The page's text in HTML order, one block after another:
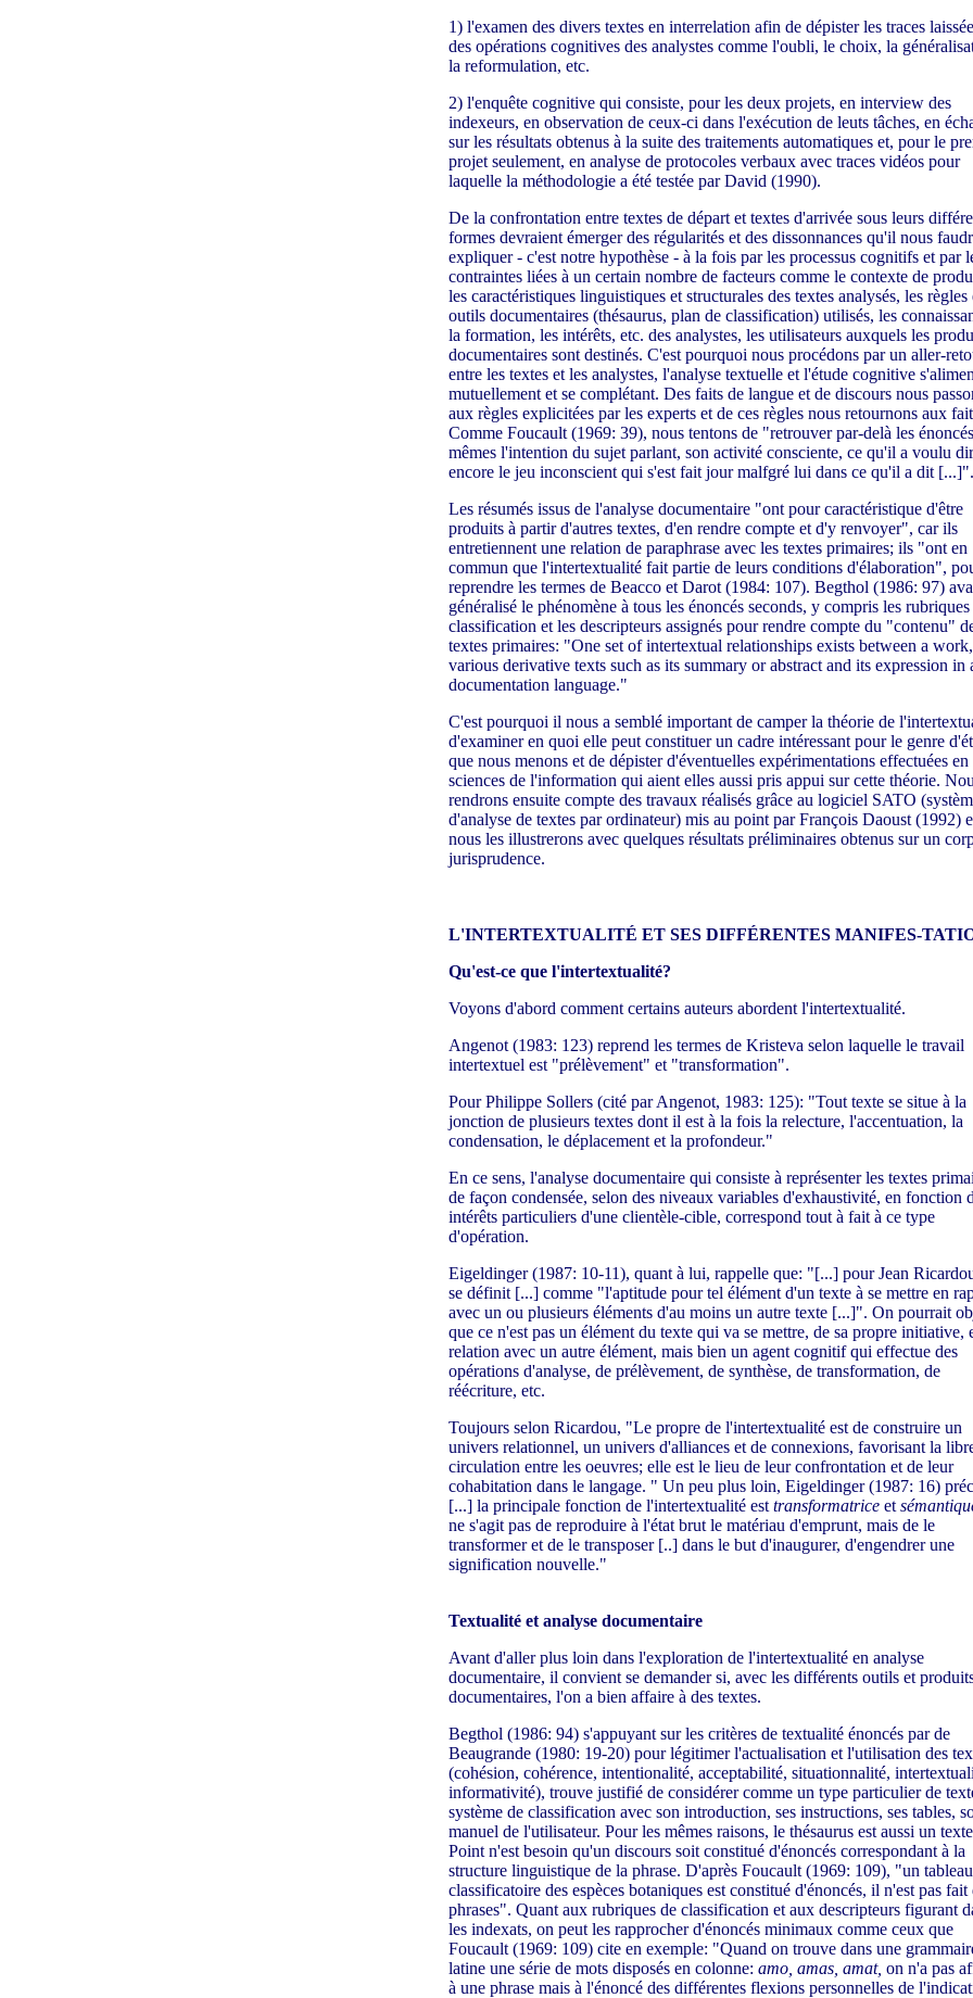
1) l'examen des divers textes en interrelation afin de dépister les traces
des opérations cognitives des analystes comme l'oubli, le choix, la
la reformulation, etc.
2) l'enquête cognitive qui consiste, pour les deux projets, en interview des
indexeurs, en observation de ceux-ci dans l'exécution de leuts tâches, en
sur les résultats obtenus à la suite des traitements automatiques et, pour le
projet seulement, en analyse de protocoles verbaux avec traces vidéos pour
laquelle la méthodologie a été testée par David (1990).
De la confrontation entre textes de départ et textes d'arrivée sous leurs
formes devraient émerger des régularités et des dissonnances qu'il nous
expliquer - c'est notre hypothèse - à la fois par les processus cognitifs et par
contraintes liées à un certain nombre de facteurs comme le contexte de
les caractéristiques linguistiques et structurales des textes analysés, les règles
outils documentaires (thésaurus, plan de classification) utilisés, les
la formation, les intérêts, etc. des analystes, les utilisateurs auxquels les
documentaires sont destinés. C'est pourquoi nous procédons par un aller-
entre les textes et les analystes, l'analyse textuelle et l'étude cognitive
mutuellement et se complétant. Des faits de langue et de discours nous
aux règles explicitées par les experts et de ces règles nous retournons aux
Comme Foucault (1969: 39), nous tentons de "retrouver par-delà les
mêmes l'intention du sujet parlant, son activité consciente, ce qu'il a voulu
encore le jeu inconscient qui s'est fait jour malfgré lui dans ce qu'il a dit [...]".
Les résumés issus de l'analyse documentaire "ont pour caractéristique d'être
produits à partir d'autres textes, d'en rendre compte et d'y renvoyer", car ils
entretiennent une relation de paraphrase avec les textes primaires; ils "ont en
commun que l'intertextualité fait partie de leurs conditions d'élaboration",
reprendre les termes de Beacco et Darot (1984: 107). Begthol (1986: 97)
généralisé le phénomène à tous les énoncés seconds, y compris les rubriques
classification et les descripteurs assignés pour rendre compte du "contenu"
textes primaires: "One set of intertextual relationships exists between a
various derivative texts such as its summary or abstract and its expression in
documentation language."
C'est pourquoi il nous a semblé important de camper la théorie de
d'examiner en quoi elle peut constituer un cadre intéressant pour le genre
que nous menons et de dépister d'éventuelles expérimentations effectuées en
sciences de l'information qui aient elles aussi pris appui sur cette théorie.
rendrons ensuite compte des travaux réalisés grâce au logiciel SATO
d'analyse de textes par ordinateur) mis au point par François Daoust (1992)
nous les illustrerons avec quelques résultats préliminaires obtenus sur un
jurisprudence.
L'INTERTEXTUALITÉ ET SES DIFFÉRENTES MANIFES-
Qu'est-ce que l'intertextualité?
Voyons d'abord comment certains auteurs abordent l'intertextualité.
Angenot (1983: 123) reprend les termes de Kristeva selon laquelle le travail
intertextuel est "prélèvement" et "transformation".
Pour Philippe Sollers (cité par Angenot, 1983: 125): "Tout texte se situe à la
jonction de plusieurs textes dont il est à la fois la relecture, l'accentuation, la
condensation, le déplacement et la profondeur."
En ce sens, l'analyse documentaire qui consiste à représenter les textes
de façon condensée, selon des niveaux variables d'exhaustivité, en fonction
intérêts particuliers d'une clientèle-cible, correspond tout à fait à ce type
d'opération.
Eigeldinger (1987: 10-11), quant à lui, rappelle que: "[...] pour Jean
se définit [...] comme "l'aptitude pour tel élément d'un texte à se mettre en
avec un ou plusieurs éléments d'au moins un autre texte [...]". On pourrait
que ce n'est pas un élément du texte qui va se mettre, de sa propre initiative,
relation avec un autre élément, mais bien un agent cognitif qui effectue des
opérations d'analyse, de prélèvement, de synthèse, de transformation, de
réécriture, etc.
Toujours selon Ricardou, "Le propre de l'intertextualité est de construire un
univers relationnel, un univers d'alliances et de connexions, favorisant la
circulation entre les oeuvres; elle est le lieu de leur confrontation et de leur
cohabitation dans le langage. " Un peu plus loin, Eigeldinger (1987: 16)
[...] la principale fonction de l'intertextualité est transformatriceet
ne s'agit pas de reproduire à l'état brut le matériau d'emprunt, mais de le
transformer et de le transposer [..] dans le but d'inaugurer, d'engendrer une
signification nouvelle."
Textualité et analyse documentaire
Avant d'aller plus loin dans l'exploration de l'intertextualité en analyse
documentaire, il convient se demander si, avec les différents outils et
documentaires, l'on a bien affaire à des textes.
Begthol (1986: 94) s'appuyant sur les critères de textualité énoncés par de
Beaugrande (1980: 19-20) pour légitimer l'actualisation et l'utilisation des
(cohésion, cohérence, intentionalité, acceptabilité, situationnalité,
informativité), trouve justifié de considérer comme un type particulier de
système de classification avec son introduction, ses instructions, ses tables,
manuel de l'utilisateur. Pour les mêmes raisons, le thésaurus est aussi un
Point n'est besoin qu'un discours soit constitué d'énoncés correspondant à la
structure linguistique de la phrase. D'après Foucault (1969: 109), "un tableau
classificatoire des espèces botaniques est constitué d'énoncés, il n'est pas fait
phrases". Quant aux rubriques de classification et aux descripteurs figurant
les indexats, on peut les rapprocher d'énoncés minimaux comme ceux que
Foucault (1969: 109) cite en exemple: "Quand on trouve dans une
latine une série de mots disposés en colonne: amo, amas, amat, on n'a pas
à une phrase mais à l'énoncé des différentes flexions personnelles de